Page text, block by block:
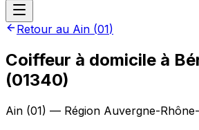
Retour au Ain (01)
Coiffeur à domicile à
(01340)
Ain (01) — Région Auvergne-